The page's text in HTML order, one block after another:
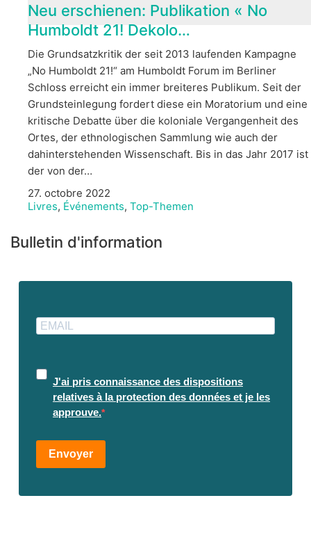
Neu erschienen: Publikation « No
Humboldt 21! Dekolo…
Die Grundsatzkritik der seit 2013 laufenden Kampagne
„No Humboldt 21!“ am Humboldt Forum im Berliner
Schloss erreicht ein immer breiteres Publikum. Seit der
Grundsteinlegung fordert diese ein Moratorium und eine
kritische Debatte über die koloniale Vergangenheit des
Ortes, der ethnologischen Sammlung wie auch der
dahinterstehenden Wissenschaft. Bis in das Jahr 2017 ist
der von der…
27. octobre 2022
Livres, Événements, Top-Themen
Bulletin d'information
J'ai pris connaissance des dispositions
relatives à la protection des données et je les
approuve.
Envoyer